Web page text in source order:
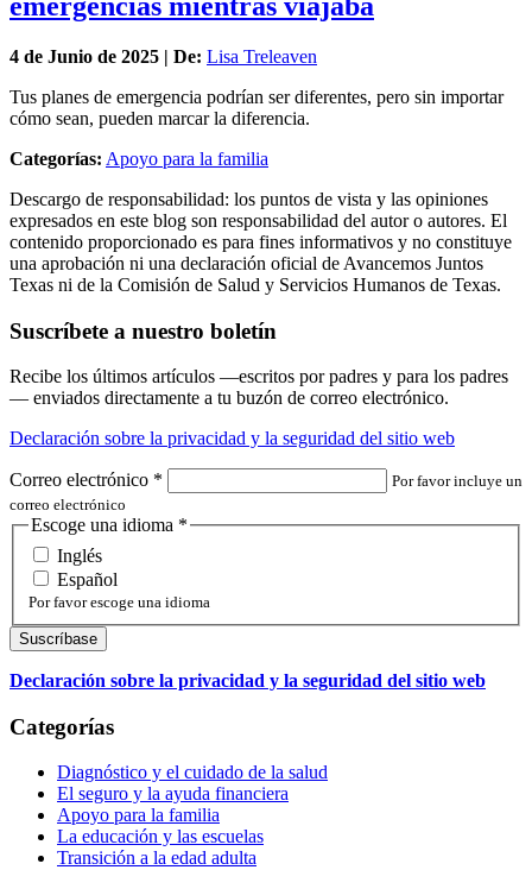
4 de Junio de 2025 | De: Lisa Treleaven
Tus planes de emergencia podrían ser diferentes, pero sin importar
cómo sean, pueden marcar la diferencia.
Categorías: Apoyo para la familia
Descargo de responsabilidad: los puntos de vista y las opiniones
expresados en este blog son responsabilidad del autor o autores. El
contenido proporcionado es para fines informativos y no constituye
una aprobación ni una declaración oficial de Avancemos Juntos
Texas ni de la Comisión de Salud y Servicios Humanos de Texas.
Suscríbete a nuestro boletín
Recibe los últimos artículos —escritos por padres y para los padres
— enviados directamente a tu buzón de correo electrónico.
Declaración sobre la privacidad y la seguridad del sitio web
Correo electrónico *
Por favor incluye un
correo electrónico
Escoge una idioma *
Inglés
Español
Por favor escoge una idioma
Declaración sobre la privacidad y la seguridad del sitio web
Categorías
Diagnóstico y el cuidado de la salud
El seguro y la ayuda financiera
Apoyo para la familia
La educación y las escuelas
Transición a la edad adulta